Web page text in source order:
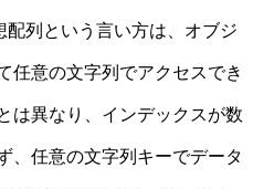
列という言い方は、オブジ
任意の文字列でアクセスでき
は異なり、インデックスが数
、任意の文字列キーでデータ